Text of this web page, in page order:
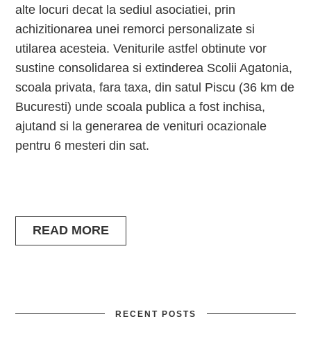
alte locuri decat la sediul asociatiei, prin
achizitionarea unei remorci personalizate si
utilarea acesteia. Veniturile astfel obtinute vor
sustine consolidarea si extinderea Scolii Agatonia,
scoala privata, fara taxa, din satul Piscu (36 km de
Bucuresti) unde scoala publica a fost inchisa,
ajutand si la generarea de venituri ocazionale
pentru 6 mesteri din sat.
READ MORE
RECENT POSTS